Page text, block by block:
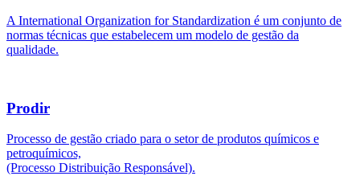
A International Organization for Standardization é um conjunto de
normas técnicas que estabelecem um modelo de gestão da
qualidade.
Prodir
Processo de gestão criado para o setor de produtos químicos e
petroquímicos,
(Processo Distribuição Responsável).